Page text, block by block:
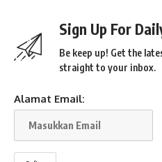
Sign Up For
Be keep up! Get the
straight to your inbox.
Alamat Email: